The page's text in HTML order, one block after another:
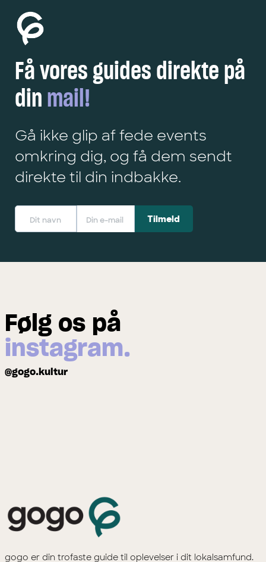
Få vores guides direkte på
din mail!
Gå ikke glip af fede events
omkring dig, og få dem sendt
direkte til din indbakke.
Følg os på
instagram.
@gogo.kultur
gogo er din trofaste guide til oplevelser i dit lokalsamfund.